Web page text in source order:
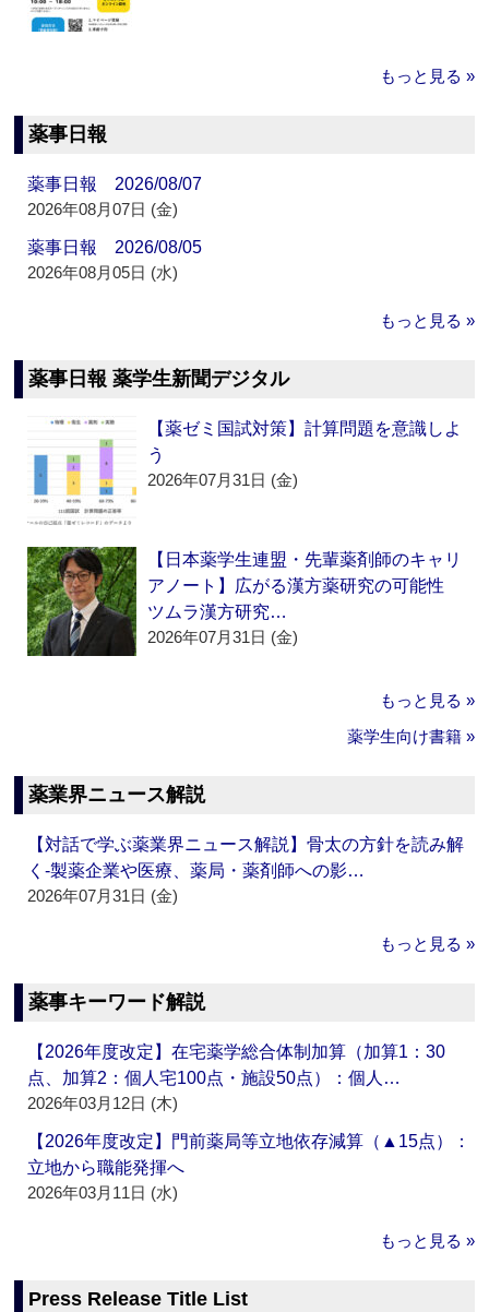
もっと見る »
薬事日報
薬事日報 2026/08/07
2026年08月07日 (金)
薬事日報 2026/08/05
2026年08月05日 (水)
もっと見る »
薬事日報 薬学生新聞デジタル
【薬ゼミ国試対策】計算問題を意識しよ
う
2026年07月31日 (金)
【日本薬学生連盟・先輩薬剤師のキャリ
アノート】広がる漢方薬研究の可能性
ツムラ漢方研究…
2026年07月31日 (金)
もっと見る »
薬学生向け書籍 »
薬業界ニュース解説
【対話で学ぶ薬業界ニュース解説】骨太の方針を読み解
く‐製薬企業や医療、薬局・薬剤師への影…
2026年07月31日 (金)
もっと見る »
薬事キーワード解説
【2026年度改定】在宅薬学総合体制加算（加算1：30
点、加算2：個人宅100点・施設50点）：個人…
2026年03月12日 (木)
【2026年度改定】門前薬局等立地依存減算（▲15点）：
立地から職能発揮へ
2026年03月11日 (水)
もっと見る »
Press Release Title List